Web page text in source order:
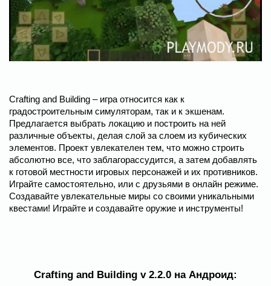
Crafting and Building – игра относится как к
градостроительным симуляторам, так и к экшенам.
Предлагается выбрать локацию и построить на ней
различные объекты, делая слой за слоем из кубических
элементов. Проект увлекателен тем, что можно строить
абсолютно все, что заблагорассудится, а затем добавлять
к готовой местности игровых персонажей и их противников.
Играйте самостоятельно, или с друзьями в онлайн режиме.
Создавайте увлекательные миры со своими уникальными
квестами! Играйте и создавайте оружие и инструменты!
Crafting and Building v 2.2.0 на Андроид: